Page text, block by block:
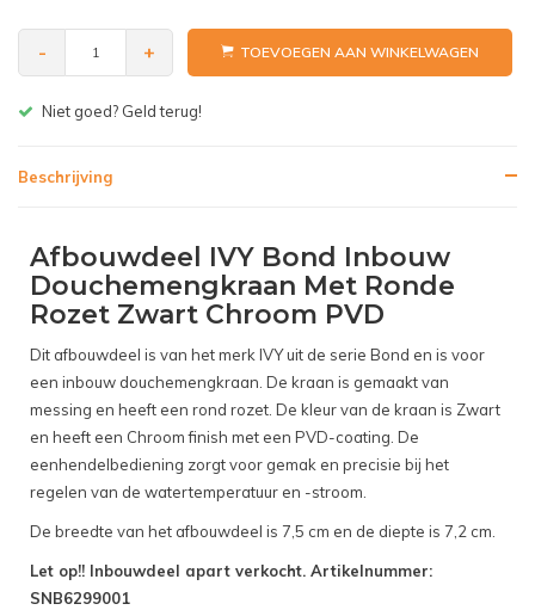
- + TOEVOEGEN AAN WINKELWAGEN
Gratis bezorgen v.a. € 150,- (NL)
Beschrijving
Afbouwdeel IVY Bond Inbouw
Douchemengkraan Met Ronde
Rozet Zwart Chroom PVD
Dit afbouwdeel is van het merk IVY uit de serie Bond en is voor
een inbouw douchemengkraan. De kraan is gemaakt van
messing en heeft een rond rozet. De kleur van de kraan is Zwart
en heeft een Chroom finish met een PVD-coating. De
eenhendelbediening zorgt voor gemak en precisie bij het
regelen van de watertemperatuur en -stroom.
De breedte van het afbouwdeel is 7,5 cm en de diepte is 7,2 cm.
Let op!! Inbouwdeel apart verkocht. Artikelnummer:
SNB6299001